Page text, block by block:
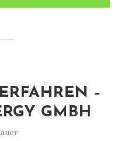
–
GMBH